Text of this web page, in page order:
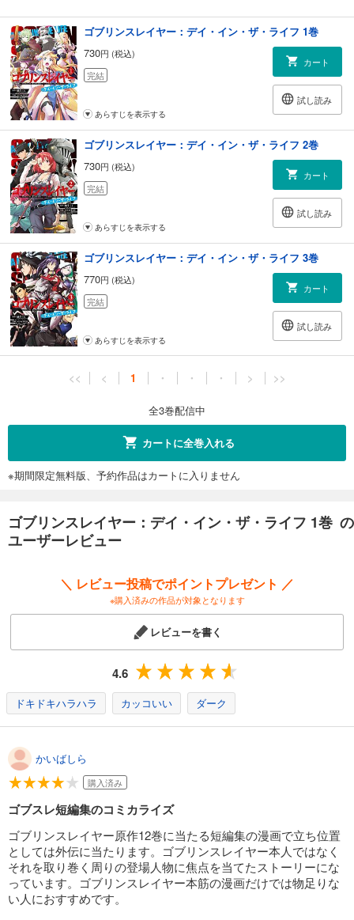
ゴブリンスレイヤー：デイ・イン・ザ・ライフ 1巻
730円 (税込)
完結
カート
試し読み
あらすじを表示する
ゴブリンスレイヤー：デイ・イン・ザ・ライフ 2巻
730円 (税込)
完結
カート
試し読み
あらすじを表示する
ゴブリンスレイヤー：デイ・イン・ザ・ライフ 3巻
770円 (税込)
完結
カート
試し読み
あらすじを表示する
<< < 1 ・ ・ ・ > >>
全3巻配信中
カートに全巻入れる
※期間限定無料版、予約作品はカートに入りません
ゴブリンスレイヤー：デイ・イン・ザ・ライフ 1巻 の
ユーザーレビュー
＼ レビュー投稿でポイントプレゼント ／
※購入済みの作品が対象となります
レビューを書く
4.6
ドキドキハラハラ カッコいい ダーク
かいばしら
購入済み
ゴブスレ短編集のコミカライズ
ゴブリンスレイヤー原作12巻に当たる短編集の漫画で立ち位置
としては外伝に当たります。ゴブリンスレイヤー本人ではなく
それを取り巻く周りの登場人物に焦点を当てたストーリーにな
っています。ゴブリンスレイヤー本筋の漫画だけでは物足りな
い人におすすめです。